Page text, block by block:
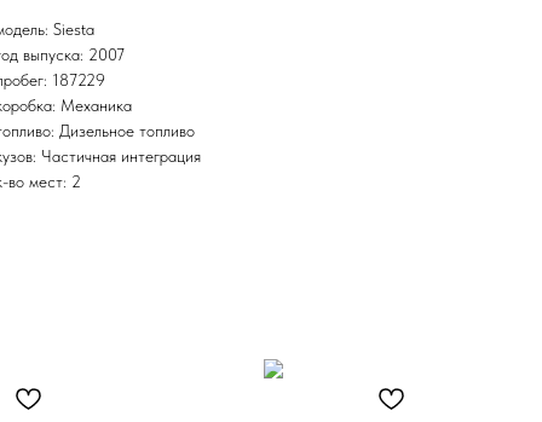
Siesta
выпуска: 2007
187229
Механика
Дизельное топливо
Частичная интеграция
во мест: 2